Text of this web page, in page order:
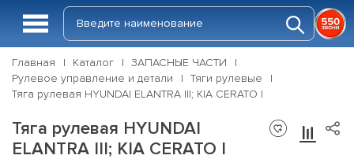
Главная Каталог
ЗАПАСНЫЕ ЧАСТИ
Рулевое управление и детали
Тяги рулевые
Тяга рулевая HYUNDAI ELANTRA III; KIA CERATO I
Тяга рулевая HYUNDAI
ELANTRA III; KIA CERATO I